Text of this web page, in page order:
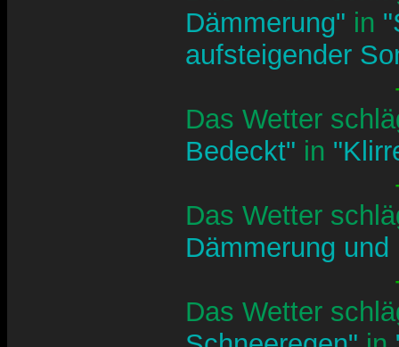
Dämmerung" in
aufsteigender
Das Wetter
Bedeckt" in
Das Wetter
Dämmerung
Das Wetter